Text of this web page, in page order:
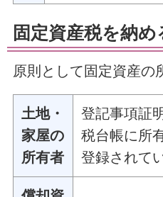
固定資産税を納
原則として固定資産の
土地・
家屋の
所有者
登記事項証
税台帳に所
登録されて